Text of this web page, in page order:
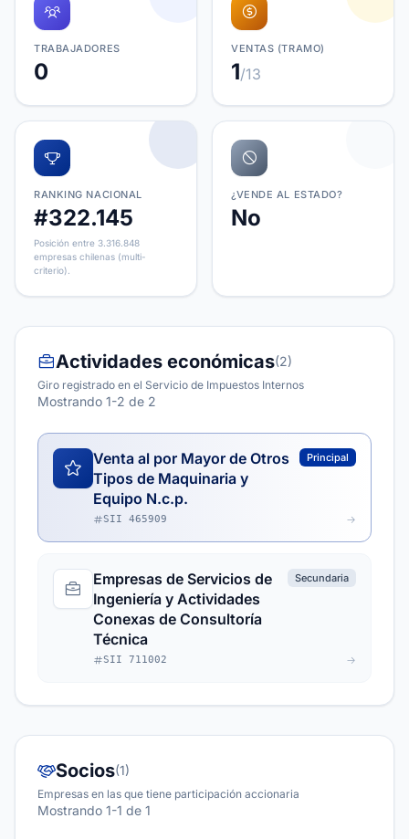
TRABAJADORES
0
VENTAS (TRAMO)
1/13
RANKING NACIONAL
#322.145
Posición entre 3.316.848
empresas chilenas (multi-
criterio).
¿VENDE AL ESTADO?
No
Actividades económicas(2)
Giro registrado en el Servicio de Impuestos Internos
Mostrando 1-2 de 2
Venta al por Mayor de Otros
Tipos de Maquinaria y
Equipo N.c.p.
Principal
SII 465909
Empresas de Servicios de
Ingeniería y Actividades
Conexas de Consultoría
Técnica
Secundaria
SII 711002
Socios(1)
Empresas en las que tiene participación accionaria
Mostrando 1-1 de 1